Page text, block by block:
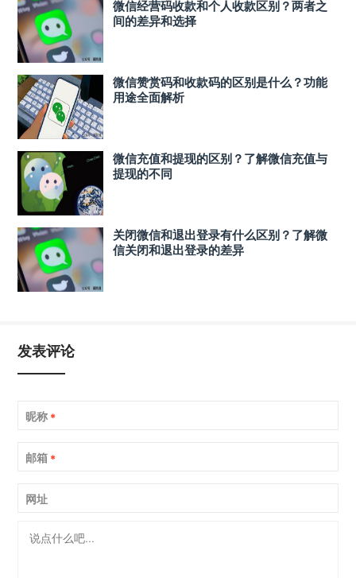
微信经营码收款和个人收款区别？两者之
间的差异和选择
微信赞赏码和收款码的区别是什么？功能
用途全面解析
微信充值和提现的区别？了解微信充值与
提现的不同
关闭微信和退出登录有什么区别？了解微
信关闭和退出登录的差异
发表评论
昵称 *
邮箱 *
网址